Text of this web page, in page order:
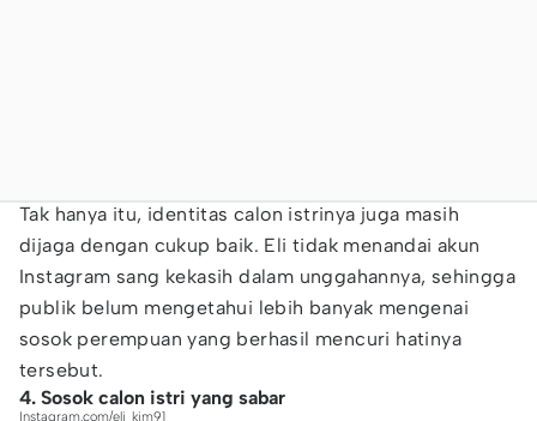
Tak hanya itu, identitas calon istrinya juga masih
dijaga dengan cukup baik. Eli tidak menandai akun
Instagram sang kekasih dalam unggahannya, sehingga
publik belum mengetahui lebih banyak mengenai
sosok perempuan yang berhasil mencuri hatinya
tersebut.
4. Sosok calon istri yang sabar
Instagram.com/eli_kim91